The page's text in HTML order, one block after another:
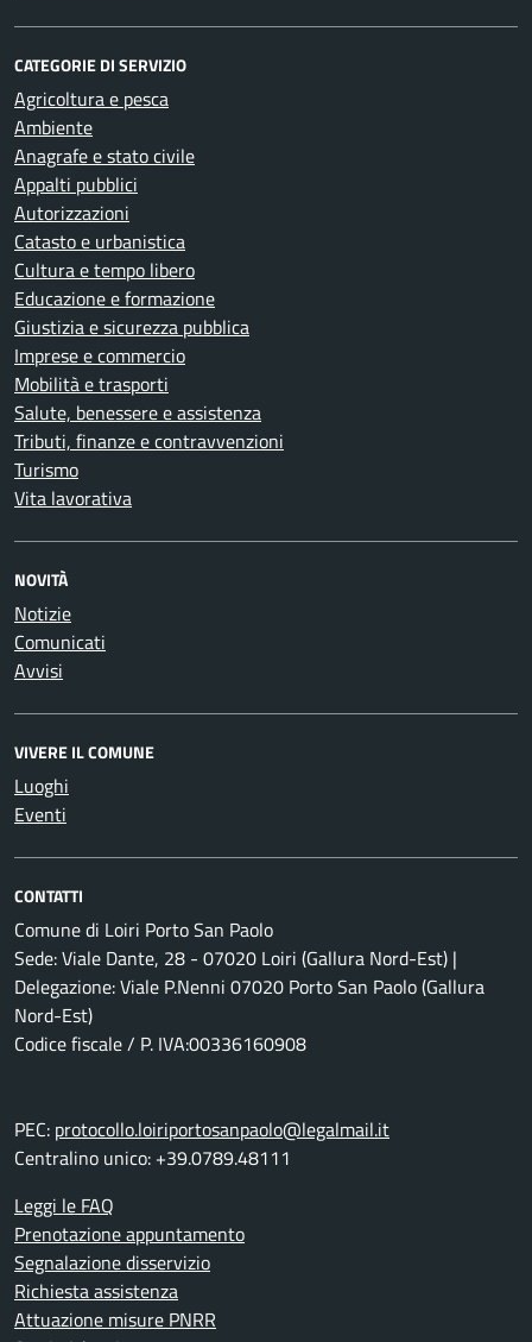
CATEGORIE DI SERVIZIO
Agricoltura e pesca
Ambiente
Anagrafe e stato civile
Appalti pubblici
Autorizzazioni
Catasto e urbanistica
Cultura e tempo libero
Educazione e formazione
Giustizia e sicurezza pubblica
Imprese e commercio
Mobilità e trasporti
Salute, benessere e assistenza
Tributi, finanze e contravvenzioni
Turismo
Vita lavorativa
NOVITÀ
Notizie
Comunicati
Avvisi
VIVERE IL COMUNE
Luoghi
Eventi
CONTATTI
Comune di Loiri Porto San Paolo
Sede: Viale Dante, 28 - 07020 Loiri (Gallura Nord-Est) |
Delegazione: Viale P.Nenni 07020 Porto San Paolo (Gallura
Nord-Est)
Codice fiscale / P. IVA:00336160908
PEC: protocollo.loiriportosanpaolo@legalmail.it
Centralino unico: +39.0789.48111
Leggi le FAQ
Prenotazione appuntamento
Segnalazione disservizio
Richiesta assistenza
Attuazione misure PNRR